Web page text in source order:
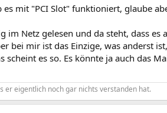
mit "PCI Slot" funktioniert, glaube
im Netz gelesen und da steht, dass es
bei mir ist das Einzige, was anderst
es so. Es könnte ja auch das
er eigentlich noch gar nichts verstanden hat.